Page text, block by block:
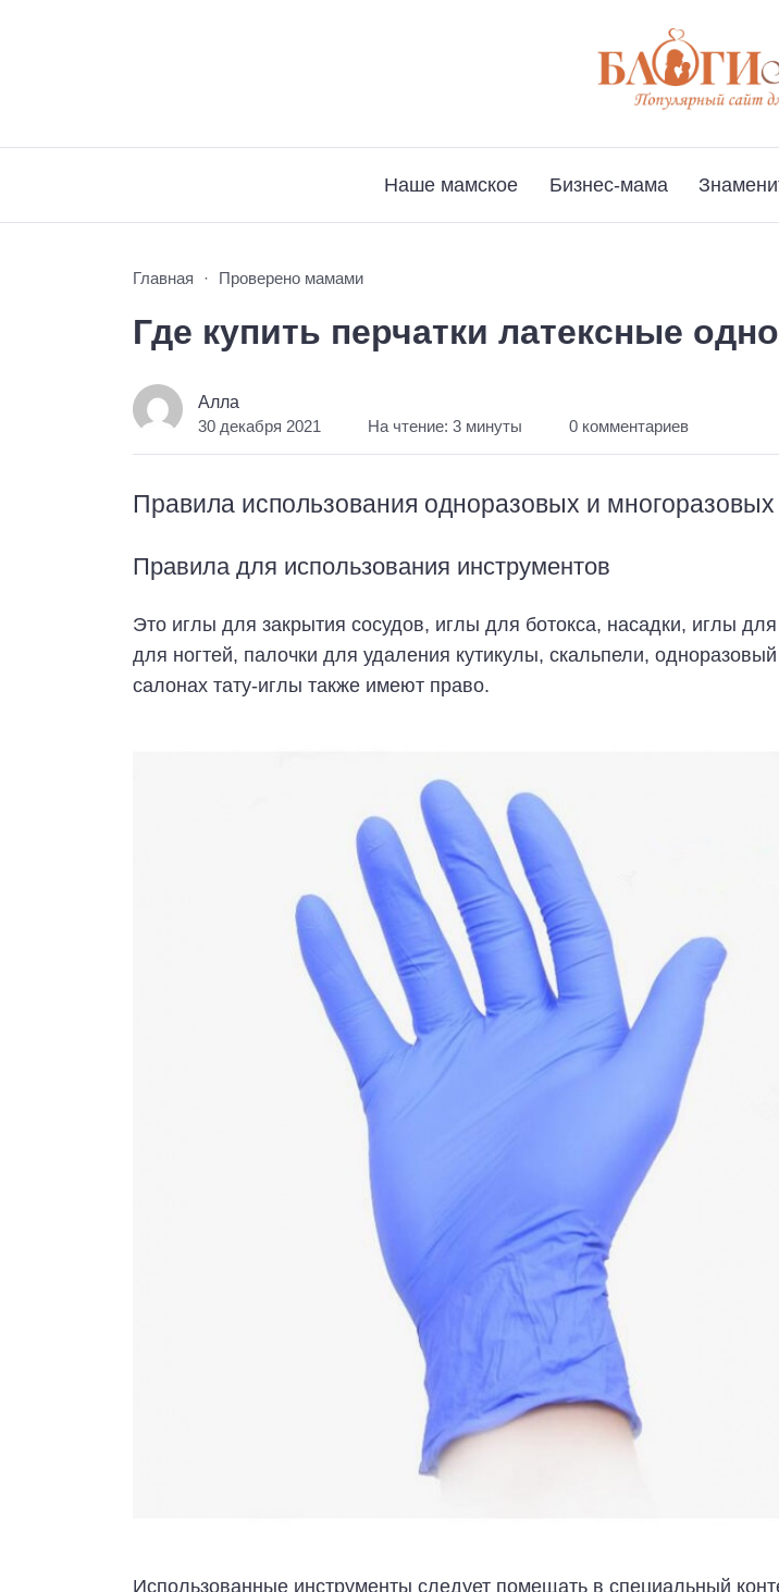
Наше мамское Бизнес-мама
Главная Проверено мамами
Где купить перчатки латексные
Алла
30 декабря 2021 На чтение: 3 минуты 0 комментариев
Правила использования одноразовых и
Правила для использования инструментов
Это иглы для закрытия сосудов, иглы для ботокса, насадки, иглы
для ногтей, палочки для удаления кутикулы, скальпели, одноразовый
салонах тату-иглы также имеют право.
Использованные инструменты следует помещать в специальный